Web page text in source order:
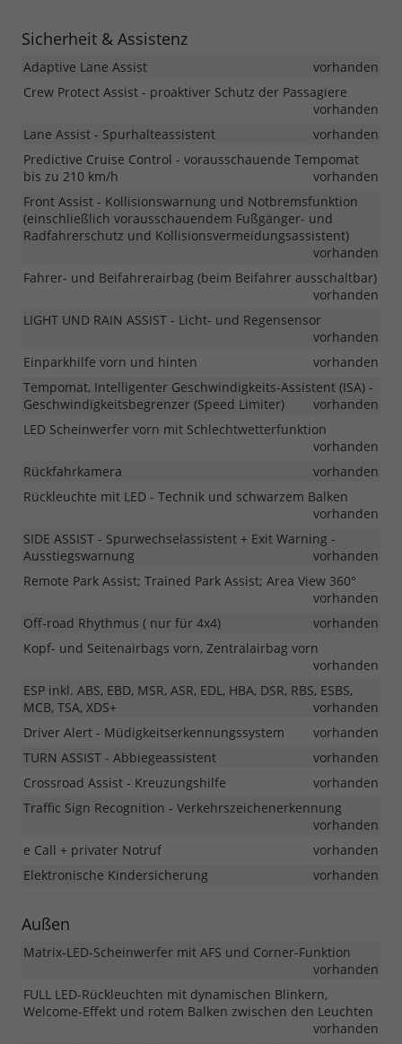
Sicherheit & Assistenz
Adaptive Lane Assist
vorhanden
Crew Protect Assist - proaktiver Schutz der Passagiere
vorhanden
Lane Assist - Spurhalteassistent
vorhanden
Predictive Cruise Control - vorausschauende Tempomat
bis zu 210 km/h
vorhanden
Front Assist - Kollisionswarnung und Notbremsfunktion
(einschließlich vorausschauendem Fußgänger- und
Radfahrerschutz und Kollisionsvermeidungsassistent)
vorhanden
Fahrer- und Beifahrerairbag (beim Beifahrer ausschaltbar)
vorhanden
LIGHT UND RAIN ASSIST - Licht- und Regensensor
vorhanden
Einparkhilfe vorn und hinten
vorhanden
Tempomat, Intelligenter Geschwindigkeits-Assistent (ISA) -
Geschwindigkeitsbegrenzer (Speed Limiter)
vorhanden
LED Scheinwerfer vorn mit Schlechtwetterfunktion
vorhanden
Rückfahrkamera
vorhanden
Rückleuchte mit LED - Technik und schwarzem Balken
vorhanden
SIDE ASSIST - Spurwechselassistent + Exit Warning -
Ausstiegswarnung
vorhanden
Remote Park Assist; Trained Park Assist; Area View 360°
vorhanden
Off-road Rhythmus ( nur für 4x4)
vorhanden
Kopf- und Seitenairbags vorn, Zentralairbag vorn
vorhanden
ESP inkl. ABS, EBD, MSR, ASR, EDL, HBA, DSR, RBS, ESBS,
MCB, TSA, XDS+
vorhanden
Driver Alert - Müdigkeitserkennungssystem
vorhanden
TURN ASSIST - Abbiegeassistent
vorhanden
Crossroad Assist - Kreuzungshilfe
vorhanden
Traffic Sign Recognition - Verkehrszeichenerkennung
vorhanden
e Call + privater Notruf
vorhanden
Elektronische Kindersicherung
vorhanden
Außen
Matrix-LED-Scheinwerfer mit AFS und Corner-Funktion
vorhanden
FULL LED-Rückleuchten mit dynamischen Blinkern,
Welcome-Effekt und rotem Balken zwischen den Leuchten
vorhanden